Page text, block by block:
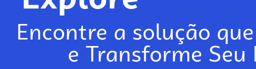
Encontre a solução
e Transforme Seu